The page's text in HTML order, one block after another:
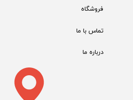
فروشگاه
تماس با ما
درباره ما